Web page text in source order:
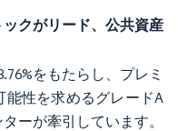
クがリード、公共資産
をもたらし、プレミ
能性を求めるグレードA
ーが牽引しています。